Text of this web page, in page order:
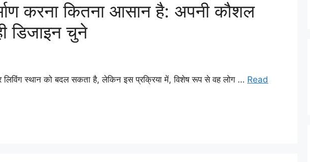
करना कितना आसान है: अपनी कौशल
डिजाइन चुने
स्थान को बदल सकता है, लेकिन इस प्रक्रिया में, विशेष रूप से वह लोग … Read